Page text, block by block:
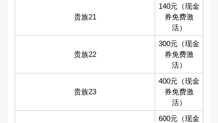
贵族21
140元（现金
券免费激
活）
贵族22
300元（现金
券免费激
活）
贵族23
400元（现金
券免费激
活）
600元（现金